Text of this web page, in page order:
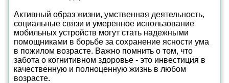
Активный образ жизни, умственная деятельность,
социальные связи и умеренное использование
мобильных устройств могут стать надежными
помощниками в борьбе за сохранение ясности ума
в пожилом возрасте. Важно помнить о том, что
забота о когнитивном здоровье - это инвестиция в
качественную и полноценную жизнь в любом
возрасте.